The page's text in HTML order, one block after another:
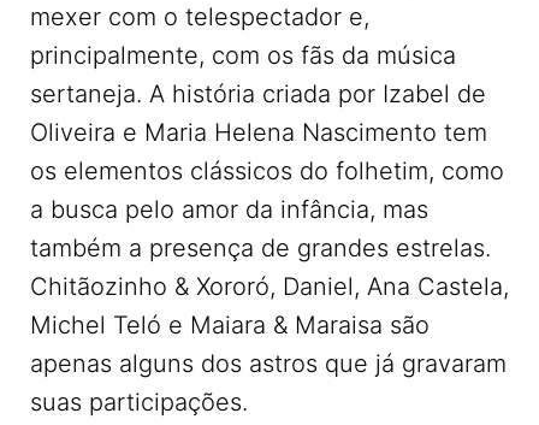
mexer com o telespectador e,
principalmente, com os fãs da música
sertaneja. A história criada por Izabel de
Oliveira e Maria Helena Nascimento tem
os elementos clássicos do folhetim, como
a busca pelo amor da infância, mas
também a presença de grandes estrelas.
Chitãozinho & Xororó, Daniel, Ana Castela,
Michel Teló e Maiara & Maraisa são
apenas alguns dos astros que já gravaram
suas participações.